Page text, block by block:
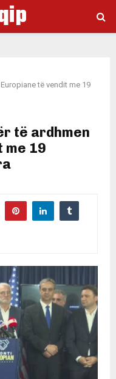
të vendit me 19
të ardhmen
me 19